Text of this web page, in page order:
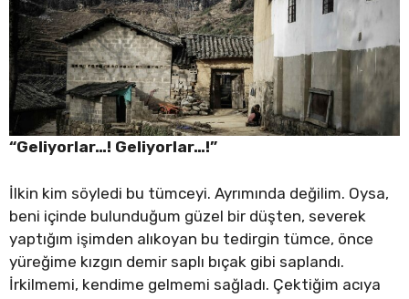
“Geliyorlar…! Geliyorlar…!”
İlkin kim söyledi bu tümceyi. Ayrımında değilim. Oysa,
beni içinde bulunduğum güzel bir düşten, severek
yaptığım işimden alıkoyan bu tedirgin tümce, önce
yüreğime kızgın demir saplı bıçak gibi saplandı.
İrkilmemi, kendime gelmemi sağladı. Çektiğim acıya